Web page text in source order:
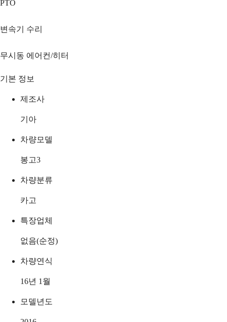
PTO
변속기 수리
무시동 에어컨/히터
기본 정보
제조사
기아
차량모델
봉고3
차량분류
카고
특장업체
없음(순정)
차량연식
16년 1월
모델년도